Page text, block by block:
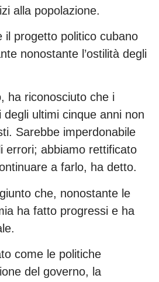
alla popolazione.
il progetto politico cubano
nonostante l’ostilità degli
ha riconosciuto che i
degli ultimi cinque anni non
Sarebbe imperdonabile
errori; abbiamo rettificato
a farlo, ha detto.
che, nonostante le
ha fatto progressi e ha
come le politiche
del governo, la